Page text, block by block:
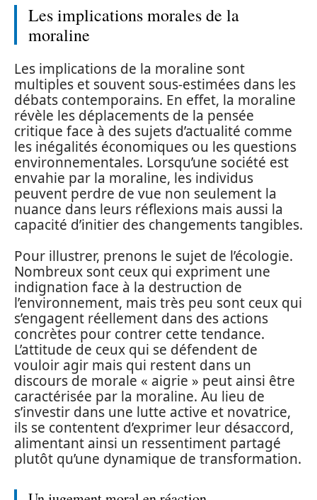
Les implications morales de la
moraline
Les implications de la moraline sont
multiples et souvent sous-estimées dans les
débats contemporains. En effet, la moraline
révèle les déplacements de la pensée
critique face à des sujets d’actualité comme
les inégalités économiques ou les questions
environnementales. Lorsqu’une société est
envahie par la moraline, les individus
peuvent perdre de vue non seulement la
nuance dans leurs réflexions mais aussi la
capacité d’initier des changements tangibles.
Pour illustrer, prenons le sujet de l’écologie.
Nombreux sont ceux qui expriment une
indignation face à la destruction de
l’environnement, mais très peu sont ceux qui
s’engagent réellement dans des actions
concrètes pour contrer cette tendance.
L’attitude de ceux qui se défendent de
vouloir agir mais qui restent dans un
discours de morale « aigrie » peut ainsi être
caractérisée par la moraline. Au lieu de
s’investir dans une lutte active et novatrice,
ils se contentent d’exprimer leur désaccord,
alimentant ainsi un ressentiment partagé
plutôt qu’une dynamique de transformation.